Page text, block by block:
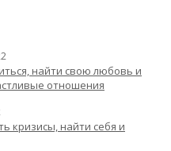
найти свою любовь и
отношения
кризисы, найти себя и